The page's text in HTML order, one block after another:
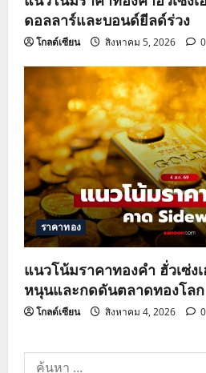
ดอลลาร์และบอนด์ยีลด์ร่วง
โกลด์เซียน สิงหาคม 5, 2026 0
ราคาทอง
แนวโน้มราคาทองคำ ฮั่วเซ่ง
หนุนและกดดันตลาดทองโลก
โกลด์เซียน สิงหาคม 4, 2026 0
ค้นหา